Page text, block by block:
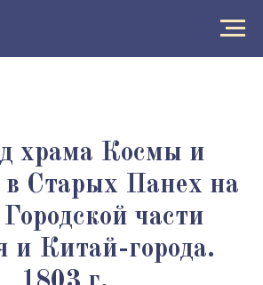
храма Космы и
Старых Панех на
части
и Китай-города.